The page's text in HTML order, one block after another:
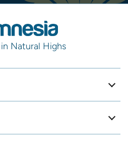
Natural Highs